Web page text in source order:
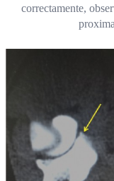
correctamente,